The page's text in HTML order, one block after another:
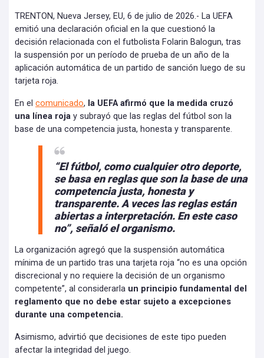
TRENTON, Nueva Jersey, EU, 6 de julio de 2026.- La UEFA
emitió una declaración oficial en la que cuestionó la
decisión relacionada con el futbolista Folarin Balogun, tras
la suspensión por un período de prueba de un año de la
aplicación automática de un partido de sanción luego de su
tarjeta roja.
En el comunicado, la UEFA afirmó que la medida cruzó
una línea roja y subrayó que las reglas del fútbol son la
base de una competencia justa, honesta y transparente.
“El fútbol, como cualquier otro deporte,
se basa en reglas que son la base de una
competencia justa, honesta y
transparente. A veces las reglas están
abiertas a interpretación. En este caso
no”, señaló el organismo.
La organización agregó que la suspensión automática
mínima de un partido tras una tarjeta roja “no es una opción
discrecional y no requiere la decisión de un organismo
competente”, al considerarla un principio fundamental del
reglamento que no debe estar sujeto a excepciones
durante una competencia.
Asimismo, advirtió que decisiones de este tipo pueden
afectar la integridad del juego.